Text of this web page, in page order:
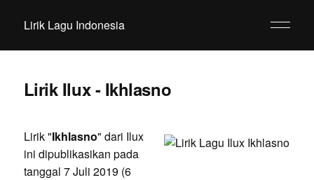
Lirik Lagu Indonesia
Lirik Ilux - Ikhlasno
Lirik "Ikhlasno" dari Ilux
ini dipublikasikan pada
tanggal 7 Juli 2019 (6